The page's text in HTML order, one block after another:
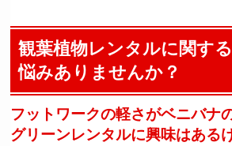
観葉植物レンタルに関す
悩みありませんか？
フットワークの軽さがベニバナ
グリーンレンタルに興味はある